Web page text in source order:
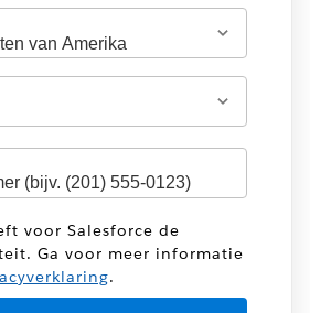
voor Salesforce de
Ga voor meer informatie
.